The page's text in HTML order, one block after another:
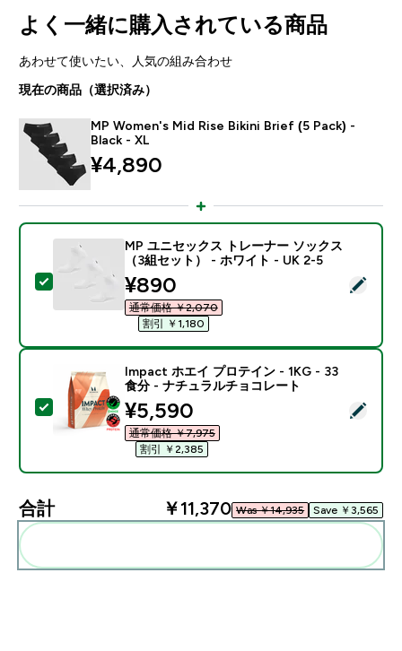
よく一緒に購入されている商品
あわせて使いたい、人気の組み合わせ
現在の商品（選択済み）
MP Women's Mid Rise Bikini Brief (5 Pack) -
Black - XL
¥4,890‎
この商品を選択 - MP ユニセックス トレーナー ソッ
MP ユニセックス トレーナー ソックス
（3組セット） - ホワイト - UK 2-5
discounted price
¥890‎
通常価格 ￥2,070‎
割引 ￥1,180‎
この商品を選択 - Impact ホエイ プロテイン - 1KG -
Impact ホエイ プロテイン - 1KG - 33
食分 - ナチュラルチョコレート
discounted price
¥5,590‎
通常価格 ￥7,975‎
割引 ￥2,385‎
合計 ￥11,370‎ Was ￥14,935‎ Save ￥3,565‎